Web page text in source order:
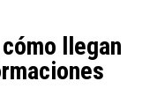
llegan